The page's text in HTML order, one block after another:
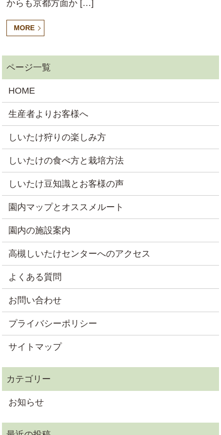
からも京都方面か […]
MORE
HOME
生産者よりお客様へ
しいたけ狩りの楽しみ方
しいたけの食べ方と栽培方法
しいたけ豆知識とお客様の声
園内マップとオススメルート
園内の施設案内
高槻しいたけセンターへのアクセス
よくある質問
お問い合わせ
プライバシーポリシー
サイトマップ
お知らせ